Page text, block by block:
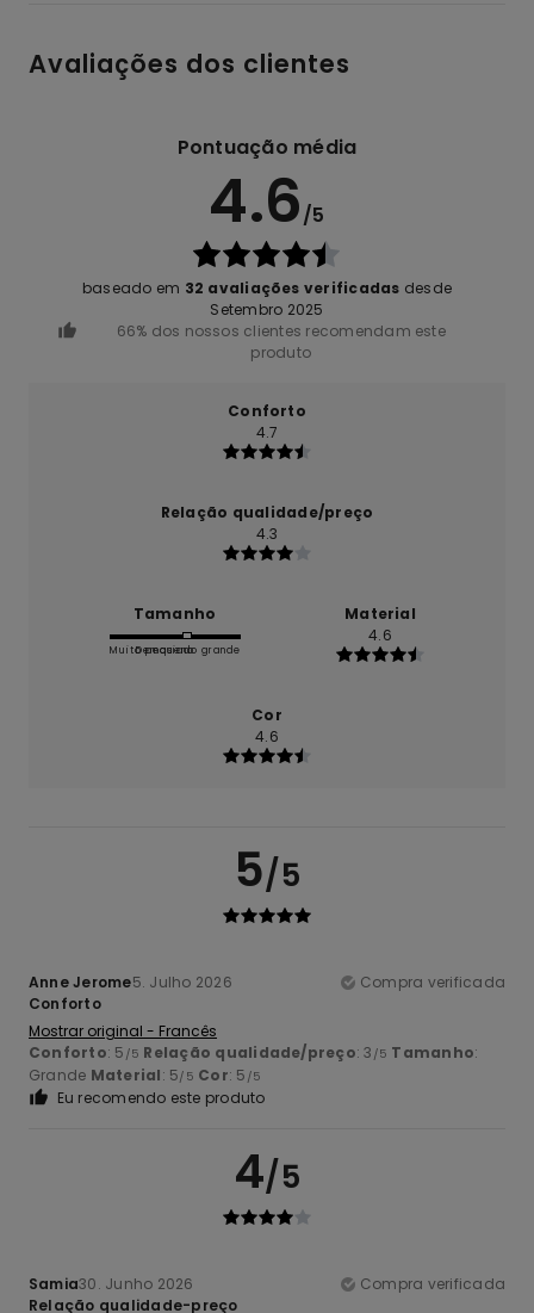
Avaliações dos clientes
Pontuação média
4.6/5
baseado em 32 avaliações verificadas desde
Setembro 2025
66% dos nossos clientes recomendam este
produto
Conforto
4.7
Relação qualidade/preço
4.3
Tamanho
Muito pequeno
Demasiado grande
Material
4.6
Cor
4.6
5/5
Anne Jerome5. Julho 2026
Compra verificada
Conforto
Mostrar original - Francês
Conforto: 5 /5 Relação qualidade/preço: 3 /5 Tamanho:
Grande Material: 5/5 Cor: 5 /5
Eu recomendo este produto
4/5
Samia30. Junho 2026
Compra verificada
Relação qualidade-preço